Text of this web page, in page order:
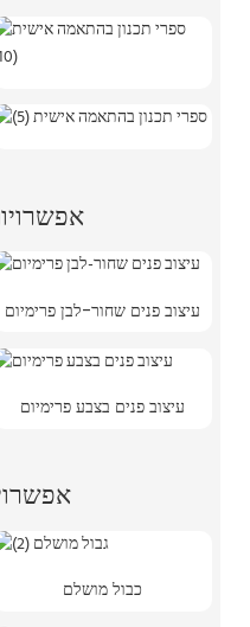
עיצוב פנים שחור-לבן פרימיום
עיצוב פנים בצבע פרימיום
כבול מושלם